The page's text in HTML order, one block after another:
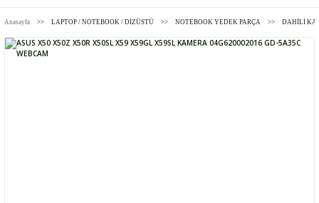
Anasayfa LAPTOP / NOTEBOOK / DİZÜSTÜ NOTEBOOK YEDEK PARÇA DAHİLİ